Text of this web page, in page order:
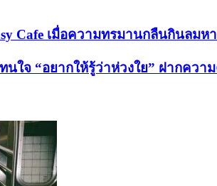
Cafe เมื่อความทรมานกลืนกินลม
นใจ “อยากให้รู้ว่าห่วงใย” ฝากคว